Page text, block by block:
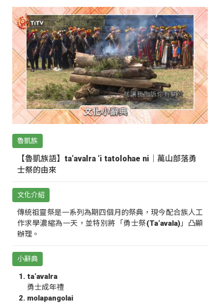
魯凱族
【魯凱族語】ta‘avalra ‘i tatolohae ni｜萬山部落勇
士祭的由來
文化介紹
傳統祖靈祭是一系列為期四個月的祭典，現今配合族人工
作求學濃縮為一天，並特別將「勇士祭(Ta‘avala)」凸顯
辦理。
小辭典
ta‘avalra
勇士成年禮
molapangolai